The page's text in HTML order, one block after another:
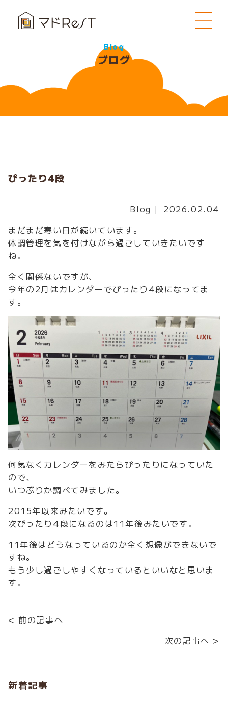
Blog
ブログ
ぴったり4段
Blog ｜ 2026.02.04
まだまだ寒い日が続いています。
体調管理を気を付けながら過ごしていきたいです
ね。
全く関係ないですが、
今年の2月はカレンダーでぴったり4段になってま
す。
何気なくカレンダーをみたらぴったりになっていた
ので、
いつぶりか調べてみました。
2015年以来みたいです。
次ぴったり4段になるのは11年後みたいです。
11年後はどうなっているのか全く想像ができないで
すね。
もう少し過ごしやすくなっているといいなと思いま
す。
< 前の記事へ
次の記事へ >
新着記事